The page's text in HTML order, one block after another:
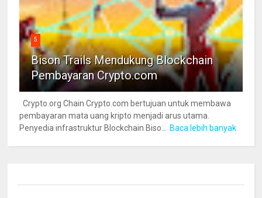
5
Bison Trails Mendukung Blockchain
Pembayaran Crypto.com
Crypto.org Chain Crypto.com bertujuan untuk membawa
pembayaran mata uang kripto menjadi arus utama.
Penyedia infrastruktur Blockchain Biso...
Baca lebih banyak